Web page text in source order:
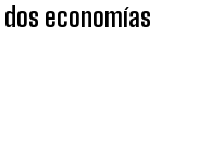
economías